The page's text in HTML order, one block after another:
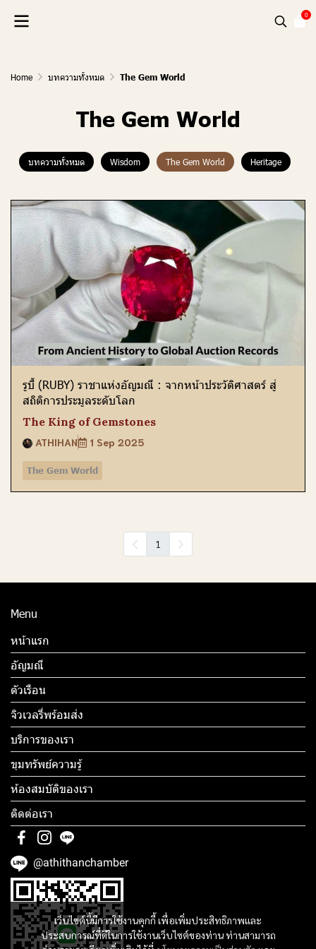
0
Home บทความทั้งหมด The Gem World
The Gem World
บทความทั้งหมด Wisdom The Gem World Heritage
รูบี้ (RUBY) ราชาแห่งอัญมณี : จากหน้าประวัติศาสตร์ สู่
สถิติการประมูลระดับโลก
The King of Gemstones
ATHIHAN 1 Sep 2025
The Gem World
1
เว็บไซต์นี้มีการใช้งานคุกกี้ เพื่อเพิ่มประสิทธิภาพและ
ประสบการณ์ที่ดีในการใช้งานเว็บไซต์ของท่าน ท่านสามารถ
Menu
หน้าแรก
อัญมณี
ตัวเรือน
จิวเวลรี่พร้อมส่ง
บริการของเรา
ขุมทรัพย์ความรู้
ห้องสมบัติของเรา
ติดต่อเรา
@athithanchamber